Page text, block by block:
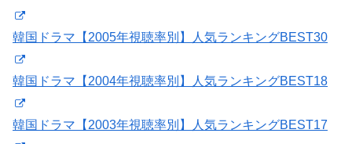
韓国ドラマ【2005年視聴率別】人気ランキングBEST30
韓国ドラマ【2004年視聴率別】人気ランキングBEST18
韓国ドラマ【2003年視聴率別】人気ランキングBEST17